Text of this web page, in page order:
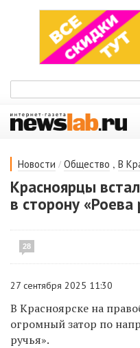
Новости / Общество , В
Красноярцы
в сторону «Роева
28
27 сентября 2025 11:30
В Красноярске на
огромный затор по
ручья».